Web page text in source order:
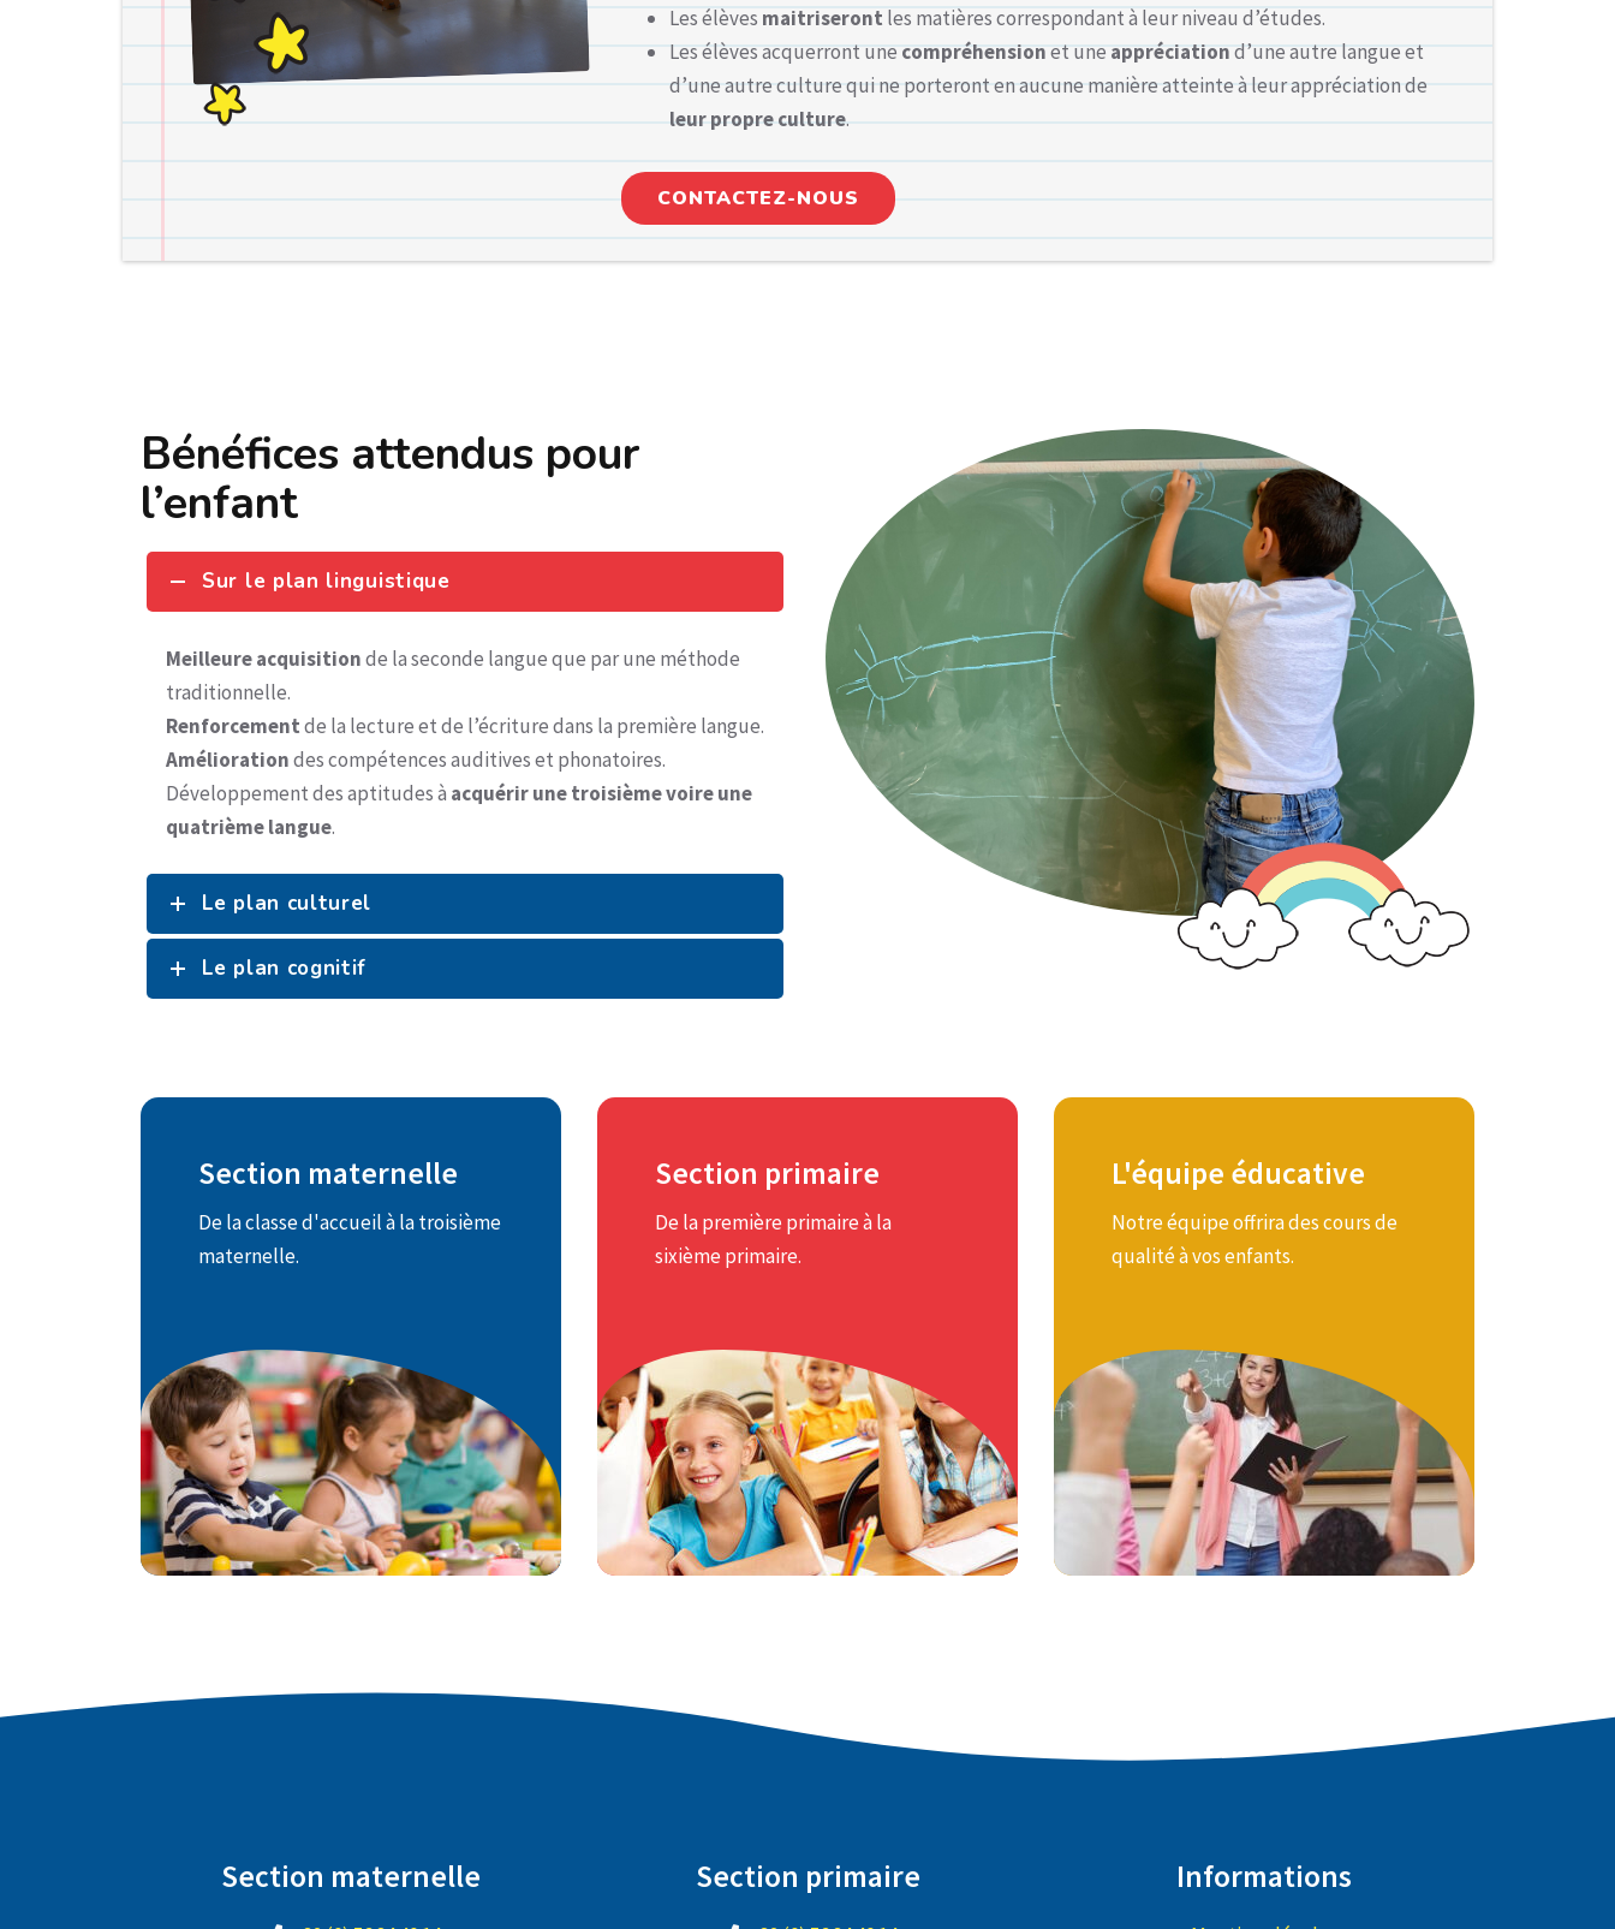
Les élèves maitriseront les matières correspondant à leur niveau d’études.
Les élèves acquerront une compréhensionet une appréciationd’une autre langue et
d’une autre culture qui ne porteront en aucune manière atteinte à leur appréciation de
leur propre culture.
CONTACTEZ-NOUS
Bénéfices attendus pour
l’enfant
Sur le plan linguistique
Meilleure acquisitionde la seconde langue que par une méthode
traditionnelle.
Renforcementde la lecture et de l’écriture dans la première langue.
Améliorationdes compétences auditives et phonatoires.
Développement des aptitudes à acquérir une troisième voire une
quatrième langue.
Le plan culturel
Le plan cognitif
Section maternelle
De la classe d'accueil à la troisième
maternelle.
Educatif Européen pratique
l'apprentissage précoce du
classe d'accueil à la fin de la
deuxième maternelle.
EN SAVOIR PLUS
Section primaire
De la première primaire à la
sixième primaire.
Depuis 1998, le Centre Educatif
Européen pratique l'apprentissage
raison de 50 % du temps dans les
deux langues.
EN SAVOIR PLUS
L'équipe éducative
Notre équipe offrira des cours de
qualité à vos enfants.
Nos professeurs de maternelle et
enseignement à vos enfants.
DÉCOUVRIR L'ÉQUIPE
Section maternelle Section primaire Informations